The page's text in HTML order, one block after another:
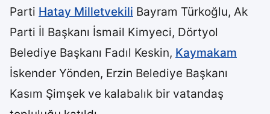
Parti Hatay Milletvekili Bayram Türkoğlu, Ak
Parti İl Başkanı İsmail Kimyeci, Dörtyol
Belediye Başkanı Fadıl Keskin, Kaymakam
İskender Yönden, Erzin Belediye Başkanı
Kasım Şimşek ve kalabalık bir vatandaş